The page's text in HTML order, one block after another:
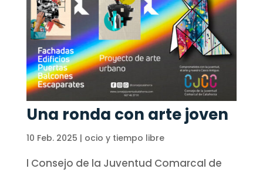
Una ronda con arte joven
10 Feb. 2025 | ocio y tiempo libre
l Consejo de la Juventud Comarcal de